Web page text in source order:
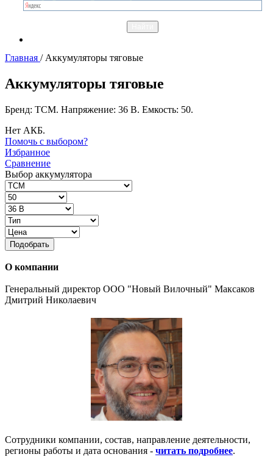
Главная / Аккумуляторы тяговые
Аккумуляторы тяговые
Бренд: TCM. Напряжение: 36 В. Емкость: 50.
Нет АКБ.
Помочь с выбором?
Избранное
Сравнение
Выбор аккумулятора
Подобрать
О компании
Генеральный директор ООО "Новый Вилочный" Максаков
Дмитрий Николаевич
Сотрудники компании, состав, направление деятельности,
регионы работы и дата основания - читать подробнее.